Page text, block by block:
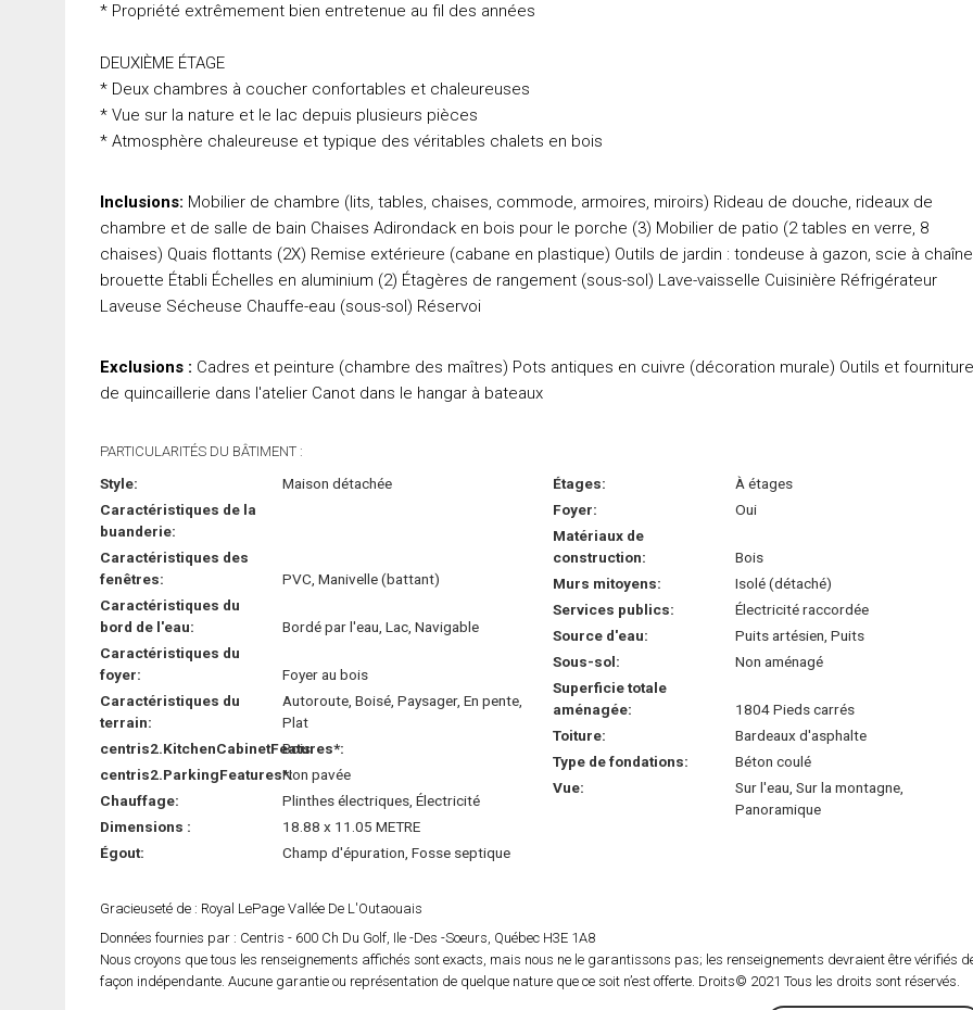
* Propriété extrêmement bien entretenue au fil des années
DEUXIÈME ÉTAGE
* Deux chambres à coucher confortables et chaleureuses
* Vue sur la nature et le lac depuis plusieurs pièces
* Atmosphère chaleureuse et typique des véritables chalets en bois
Inclusions: Mobilier de chambre (lits, tables, chaises, commode, armoires, miroirs) Rideau de douche, rideaux de
chambre et de salle de bain Chaises Adirondack en bois pour le porche (3) Mobilier de patio (2 tables en verre, 8
chaises) Quais flottants (2X) Remise extérieure (cabane en plastique) Outils de jardin : tondeuse à gazon, scie à
brouette Établi Échelles en aluminium (2) Étagères de rangement (sous-sol) Lave-vaisselle Cuisinière Réfrigérateur
Laveuse Sécheuse Chauffe-eau (sous-sol) Réservoi
Exclusions : Cadres et peinture (chambre des maîtres) Pots antiques en cuivre (décoration murale) Outils et
de quincaillerie dans l'atelier Canot dans le hangar à bateaux
PARTICULARITÉS DU BÂTIMENT :
Style:
Maison détachée
Caractéristiques de la
buanderie:
Caractéristiques des
fenêtres:
PVC, Manivelle (battant)
Caractéristiques du
bord de l'eau:
Bordé par l'eau, Lac, Navigable
Caractéristiques du
foyer:
Foyer au bois
Caractéristiques du
terrain:
Autoroute, Boisé, Paysager, En pente,
Plat
centris2.KitchenCabinetFeatures*:
Bois
centris2.ParkingFeatures*:Non pavée
Chauffage:
Plinthes électriques, Électricité
Dimensions :
18.88 x 11.05 METRE
Égout:
Champ d'épuration, Fosse septique
Étages:
À étages
Foyer:
Oui
Matériaux de
construction:
Bois
Murs mitoyens:
Isolé (détaché)
Services publics:
Électricité raccordée
Source d'eau:
Puits artésien, Puits
Sous-sol:
Non aménagé
Superficie totale
aménagée:
1804 Pieds carrés
Toiture:
Bardeaux d'asphalte
Type de fondations:
Béton coulé
Vue:
Sur l'eau, Sur la montagne,
Panoramique
Gracieuseté de : Royal LePage Vallée De L'Outaouais
Données fournies par : Centris - 600 Ch Du Golf, Ile -Des -Soeurs, Québec H3E 1A8
Nous croyons que tous les renseignements affichés sont exacts, mais nous ne le garantissons pas; les renseignements devraient être vérifiés
façon indépendante. Aucune garantie ou représentation de quelque nature que ce soit n’est offerte. Droits© 2021 Tous les droits sont réservés.